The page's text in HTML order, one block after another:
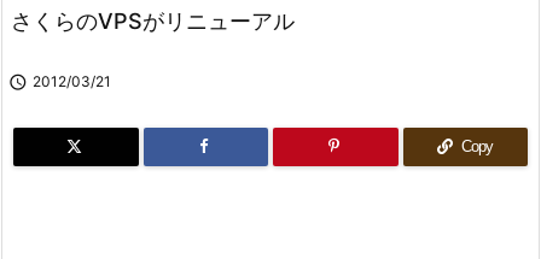
さくらのVPSがリニューアル
 2012/03/21
Copy